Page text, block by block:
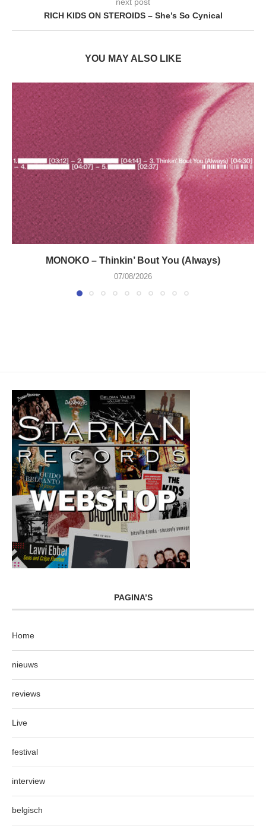
next post
RICH KIDS ON STEROIDS – She’s So Cynical
YOU MAY ALSO LIKE
MONOKO – Thinkin’ Bout You (Always)
07/08/2026
PAGINA’S
Home
nieuws
reviews
Live
festival
interview
belgisch